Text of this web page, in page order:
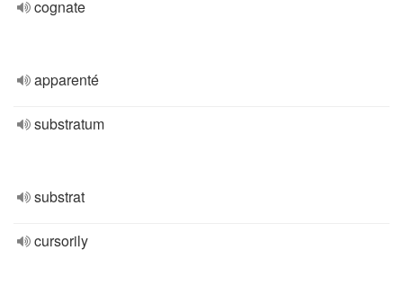
cognate
apparenté
substratum
substrat
cursorily